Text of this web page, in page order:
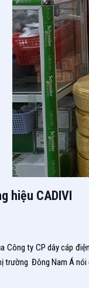
hiệu CADIVI
Công ty CP dây cáp
trường Đông Nam Á nói